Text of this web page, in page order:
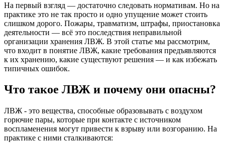
На первый взгляд — достаточно следовать нормативам. Но на
практике это не так просто и одно упущение может стоить
слишком дорого. Пожары, травматизм, штрафы, приостановка
деятельности — всё это последствия неправильной
организации хранения ЛВЖ. В этой статье мы рассмотрим,
что входит в понятие ЛВЖ, какие требования предъявляются
к их хранению, какие существуют решения — и как избежать
типичных ошибок.
Что такое ЛВЖ и почему они опасны?
ЛВЖ - это вещества, способные образовывать с воздухом
горючие пары, которые при контакте с источником
воспламенения могут привести к взрыву или возгоранию. На
практике с ними сталкиваются: